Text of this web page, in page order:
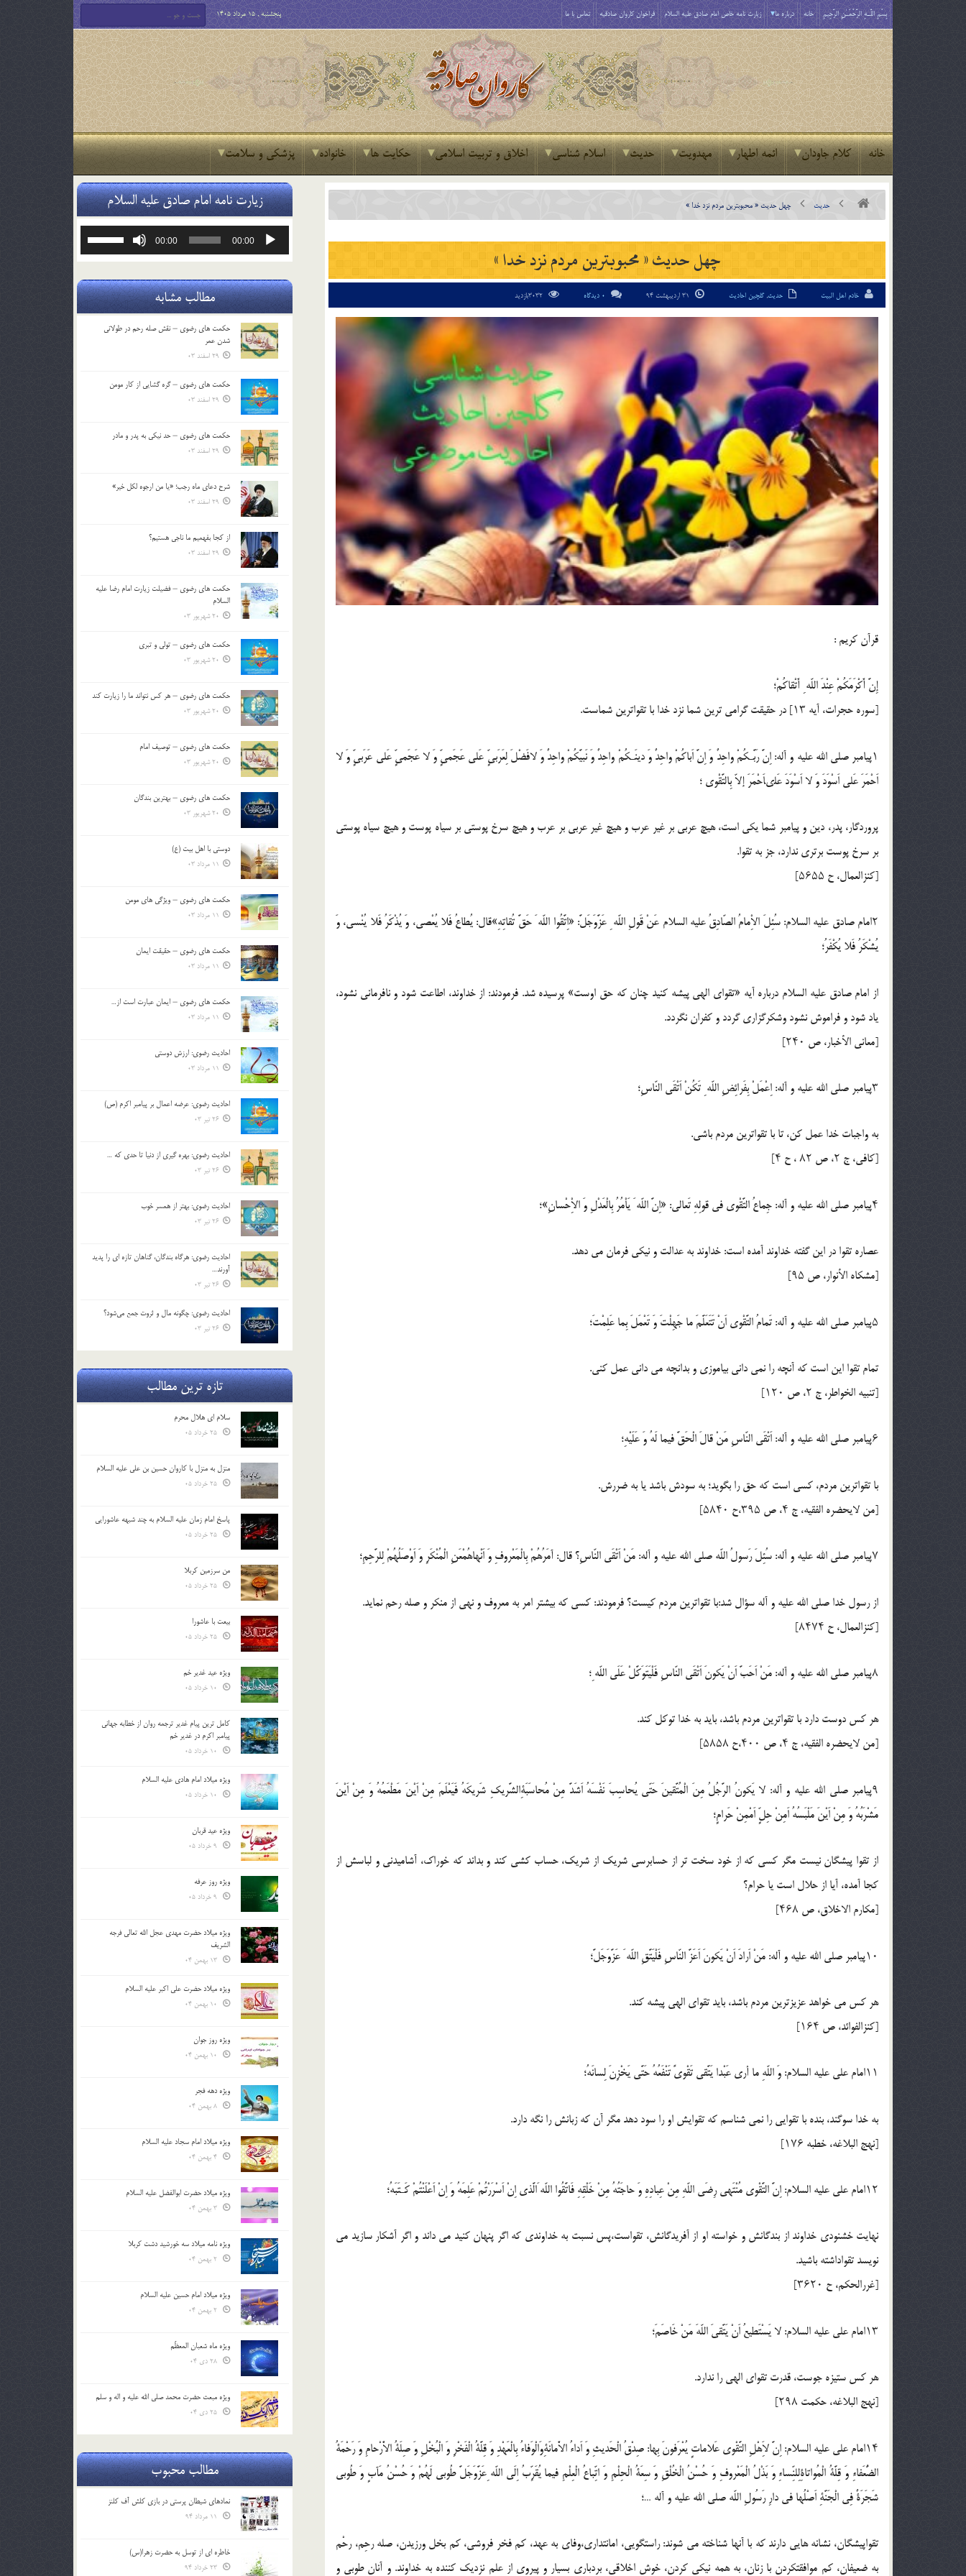
بِسْمِ اللَّـهِ الرَّحْمَـٰنِ الرَّحِيمِ خانه درباره ما زیارت نامه خاص امام صادق علیه السلام فراخوان کاروان صادقیه تماس با ما پنجشنبه , 15 مرداد 1405
خانه کلام جاودان ائمه اطهار مهدویت حدیث اسلام شناسی اخلاق و تربیت اسلامی حکایت ها خانواده پزشکی و سلامت
حدیث چهل حدیث « محبوب‏ترين مردم نزد خدا »
چهل حدیث « محبوب‏ترين مردم نزد خدا »
خادم اهل البیت حدیث, گلچین احادیث 0 دیدگاه
قرآن کريم :
إِنَّ أَكْرَمَكُمْ عِنْدَ اللّه ِ أَتْقاكُمْ؛
[سوره حجرات، آيه ۱۳] در حقيقت گرامى ترين شما نزد خدا با تقواترين شماست.
۱پيامبر صلي الله عليه و آله: اِنَّ رَبَّـكُمْ واحِدٌ وَ اِنَّ اَباكُمْ واحِدٌ وَ دينَـكُمْ واحِدٌ وَ نَبيَّكُمْ واحِدٌ وَ لافَضْلَ لِعَرَبىٍّ عَلى عَجَمىٍّ وَ لا عَجَمىٍّ عَلى عَرَبىٍّ وَ لا
اَحْمَرَ عَلى اَسْوَدَ وَ لا اَسْوَدَ عَلىاَحْمَرَ إلاّ بِالتَّقْوى ؛
پروردگار، پدر، دين و پيامبر شما يكى است، هيچ عربى بر غير عرب و هيچ غير عربى بر عرب و هيچ سرخ پوستى بر سياه پوست و هيچ سياه پوستى
بر سرخ پوست برترى ندارد، جز به تقوا.
[كنزالعمال، ح ۵۶۵۵]
۲امام صادق عليه السلام: سُئِلَ الاِْمامُ الصّادِقُ عليه السلام عَنْ قَولِ اللّه ِ عَزَّوَجَلَّ: «اِتَّقُوا اللّه َ حَقَّ تُقاتِهِ»قال: يُطاعُ فَلا يُعْصى، وَ يُذْكَرُ فَلا يُنْسى، وَ
يُشْكَرُ فَلا يُكْفَرُ؛
از امام صادق عليه السلام درباره آيه «تقواى الهى پيشه كنيد چنان كه حق اوست» پرسيده شد. فرمودند: از خداوند، اطاعت شود و نافرمانى نشود،
ياد شود و فراموش نشود وشكرگزارى گردد و كفران نگردد.
[معانى الأخبار، ص ۲۴۰]
۳پيامبر صلي الله عليه و آله: اِعْمَلْ بِفَرائِضِ اللّه ِ تَكُنْ اَتْقَى النّاسِ؛
به واجبات خدا عمل كن، تا با تقواترين مردم باشى.
[كافى، ج ۲، ص ۸۲ ، ح ۴]
۴پيامبر صلي الله عليه و آله: جِماعُ التَّقْوى فى قولِهِ تَعالى: «اِنَّ اللّه َ يَاْمُرُ بِالْعَدْلِ وَ الاِْحْسانِ»؛
عصاره تقوا در اين گفته خداوند آمده است: خداوند به عدالت و نيكى فرمان مى دهد.
[مشكاه الأنوار، ص ۹۵]
۵پيامبر صلي الله عليه و آله: تَمامُ التَّقْوى اَنْ تَتَعَلَّمَ ما جَهِلْتَ وَ تَعْمَلَ بِما عَلِمْتَ؛
تمام تقوا اين است كه آنچه را نمى دانى بياموزى و بدانچه مى دانى عمل كنى.
[تنبيه الخواطر، ج ۲، ص ۱۲۰]
۶پيامبر صلي الله عليه و آله: اَتْقَى النّاسِ مَنْ قالَ الْحَقَّ فيما لَهُ وَ عَلَيْهِ؛
با تقواترين مردم، كسى است كه حق را بگويد؛ به سودش باشد يا به ضررش.
[من لايحضره الفقيه، ج ۴، ص ۳۹۵،ح ۵۸۴۰]
۷پيامبر صلي الله عليه و آله: سُئِلَ رَسولُ اللّه صلي الله عليه و آله: مَنْ اَتْقَى النّاسِ؟ قال: آمَرُهُمْ بِالْمَعْروفِ وَ اَنْهاهُمْعَنِ الْمُنْكَرِ وَ اَوْصَلُهُمْ لِلرَّحِمِ؛
از رسول خدا صلي الله عليه و آله سؤال شد:با تقواترين مردم كيست؟ فرمودند: كسى كه بيشتر امر به معروف و نهى از منكر و صله رحم نمايد.
[كنزالعمال، ح ۸۴۷۴]
۸پيامبر صلي الله عليه و آله: مَنْ اَحَبَّ اَنْ يَكونَ اَتْقَى النّاسِ فَلْيَتَوَكَّلْ عَلَى اللّه ِ؛
هر كس دوست دارد با تقواترين مردم باشد، بايد به خدا توكل كند.
[من لايحضره الفقيه، ج ۴، ص ۴۰۰،ح ۵۸۵۸]
۹پيامبر صلي الله عليه و آله: لا يَكونُ الرَّجُلُ مِنَ الْمُتَّقينَ حَتّى يُحاسِبَ نَفْسَهُ اَشَدَّ مِنْ مُحاسَبَةِالشَّريكِ شَريكَهُ فَيَعْلَمَ مِنْ اَيْنَ مَطْعَمُهُ وَ مِنْ اَيْنَ
مَشْرَبُهُ وَ مِنْ اَيْنَ مَلْبَسُهُ اَمِنْ حِلٍّ اَمْمِنْ حَرامٍ؛
از تقوا پيشگان نيست مگر كسى كه از خود سخت تر از حسابرسى شريك از شريك، حساب كشى كند و بداند كه خوراك، آشاميدنى و لباسش از
كجا آمده، آيا از حلال است يا حرام؟
[مكارم الاخلاق، ص ۴۶۸]
۱۰پيامبر صلي الله عليه و آله: مَنْ اَرادَ اَنْ يَكونَ اَعَزَّ النّاسِ فَلْيَتَّقِ اللّه َ عَزَّوَجَلَّ؛
هر كس مى خواهد عزيزترين مردم باشد، بايد تقواى الهى پيشه كند.
[كنزالفوائد، ص ۱۶۴]
۱۱امام على عليه السلام: وَ اللّهِ ما أرى عَبْدا يَتَّقى تَقْوىً تَنْفَعُهُ حَتَّى يَخْزِنَ لِسانَهُ؛
به خدا سوگند، بنده با تقوايى را نمى شناسم كه تقوايش او را سود دهد مگر آن كه زبانش را نگه دارد.
[نهج البلاغه، خطبه ۱۷۶]
۱۲امام على عليه السلام: اِنَّ التَّقْوى مُنْتَهى رِضَى اللّهِ مِنْ عِبادِهِ وَ حاجَتُهُ مِنْ خَلْقِهِ فَاتَّقُوا اللّه َالَّذى اِنْ اَسْرَرْتُمْ عَلِمَهُ وَ اِنْ اَعْلَنْتُمْ كَـتَبَهُ؛
نهايت خشنودى خداوند از بندگانش و خواسته او از آفريدگانش، تقواست،پس نسبت به خداوندى كه اگر پنهان كنيد مى داند و اگر آشكار سازيد مى
نويسد تقواداشته باشيد.
[غررالحكم، ح ۳۶۲۰]
۱۳امام على عليه السلام: لا يَسْتَطيعُ اَنْ يَتَّقىَ اللّهَ مَنْ خَاصَمَ؛
هر كس ستيزه جوست، قدرت تقواى الهى را ندارد.
[نهج البلاغه، حكمت ۲۹۸]
۱۴امام على عليه السلام: اِنَّ لاَِهْلِ التَّقْوى عَلاماتٍ يُعْرَفونَ بِها: صِدْقُ الْحَديثِ وَ اَداءُ الاَْمانَةِوَالْوَفاءُ بِالْعَهْدِ وَ قِلَّةُ الْفَخْرِ وَ الْبُخْلِ وَ صِلَةُ الاَْرْحامِ وَ رَحْمَةُ
الضُّعَفاءِ وَ قِلَّةُ الْمُواتاةِلِلنِّساءِ وَ بَذْلُ الْمَعْروفِ وَ حُسْنُ الْخُلْقِ وَ سِعَةُ الْحِلْمِ وَ اتِّباعُ الْعِلْمِ فيما يُقَرِّبُ اِلَى اللّه ِعَزَّوَجَلَّ طُوبى لَهُمْ وَ حُسْنُ مَآبٍ وَ طُوبى
شَجَرَةٌ فِى الْجَنَّةِ اَصْلُها فى دارِ رَسُولِ اللّه صلي الله عليه و آله …؛
تقواپيشگان، نشانه هايى دارند كه با آنها شناخته مى شوند: راستگويى، امانتدارى،وفاى به عهد، كم فخر فروشى، كم بخل ورزيدن، صله رحِم، رحْم
به ضعيفان، كم موافقتكردن با زنان، به همه نيكى كردن، خوش اخلاقى، بردبارى بسيار و پيروى از علم نزديك كننده به خداوند. و آنان طوبى و
زیارت نامه امام صادق علیه السلام
پخش‌کننده
00:00
00:00
یا
صدا
کلیدهای
مطالب مشابه
حکمت های رضوی – نقش صله رحم در طولانی
شدن عمر
29 اسفند 03
حکمت های رضوی – گره گشایی از کار مومن
29 اسفند 03
حکمت های رضوی – حد نیکی به پدر و مادر
29 اسفند 03
شرح دعای ماه رجب؛ «یا من ارجوه لکل خیر»
29 اسفند 03
از كجا بفهميم ما ناجی هستیم؟
29 اسفند 03
حکمت های رضوی – فضیلت زیارت امام رضا علیه
السلام
20 شهریور 03
حکمت های رضوی – تولی و تبری
20 شهریور 03
حکمت های رضوی – هر کس نتواند ما را زیارت کند
20 شهریور 03
حکمت های رضوی – توصیف امام
20 شهریور 03
حکمت های رضوی – بهترین بندگان
20 شهریور 03
دوستی با اهل بیت (ع)
11 مرداد 03
حکمت های رضوی – ویژگی های مومن
11 مرداد 03
حکمت های رضوی – حقیقت ایمان
11 مرداد 03
حکمت های رضوی – ایمان عبارت است از…
11 مرداد 03
احادیث رضوی: ارزش دوستی
11 مرداد 03
احادیث رضوی: عرضه اعمال بر پیامبر اکرم (ص)
26 تیر 03
احادیث رضوی: بهره گیری از دنیا تا حدی که …
26 تیر 03
احادیث رضوی: بهتر از همسر خوب
26 تیر 03
احادیث رضوی: هرگاه بندگان، گناهان تازه ای را پدید
آورند…
26 تیر 03
احادیث رضوی: چگونه مال و ثروت جمع می‌شود؟
26 تیر 03
تازه ترین مطالب
سلام ای هلال محرم
منزل به منزل با کاروان حسین بن علی علیه السلام
پاسخ امام زمان علیه السلام به چند شبهه عاشورایی
من سرزمین کربلا
بیعت با عاشورا
ویژه عید غدیر خم
کامل ترین پیام غدیر ترجمه روان از خطابه جهانی
پیامبر اکرم در غدیر خم
ویژه میلاد امام هادی علیه السلام
ویژه عید قربان
ویژه روز عرفه
ویژه میلاد حضرت مهدی عجل الله تعالی فرجه
الشريف
ویژه میلاد حضرت علی اکبر علیه السلام
ویژه روز جوان
ویژه دهه فجر
ویژه میلاد امام سجاد علیه السلام
ویژه میلاد حضرت ابوالفضل علیه السلام
ویژه نامه میلاد سه خورشید دشت کربلا
ویژه میلاد امام حسین علیه السلام
ویژه ماه شعبان المعظّم
ویژه مبعث حضرت محمد صلی الله علیه و اله و سلم
مطالب محبوب
نمادهای شیطان پرستی در بازی کلش آف کلنز
خاطره ای از توسل به حضرت زهرا(س)